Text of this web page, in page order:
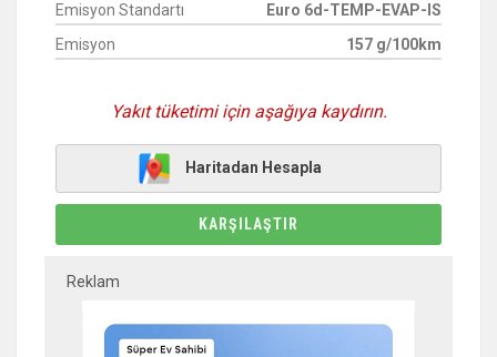
Euro 6d-TEMP-EVAP-IS
Emisyon Standartı
157 g/100km
Emisyon
Yakıt tüketimi için aşağıya kaydırın.
Haritadan Hesapla
KARŞILAŞTIR
Reklam